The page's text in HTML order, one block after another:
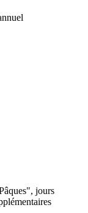
jours